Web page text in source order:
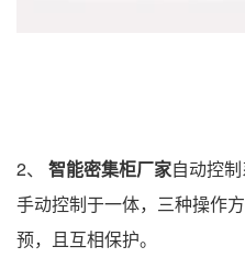
2、 智能密集柜厂家自动控
手动控制于一体，三种操作
预，且互相保护。